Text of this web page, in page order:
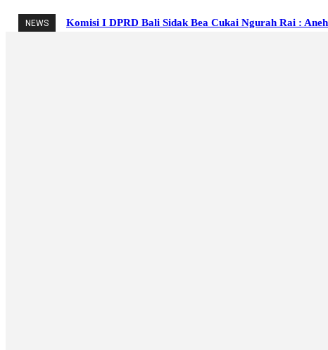
NEWS Komisi I DPRD Bali Sidak Bea Cukai Ngurah Rai :